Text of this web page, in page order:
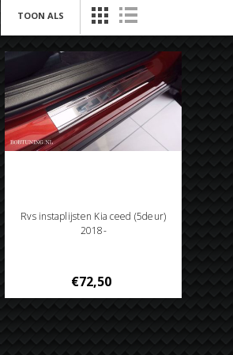
TOON ALS
Rvs instaplijsten Kia ceed (5deur)
2018-
€72,50